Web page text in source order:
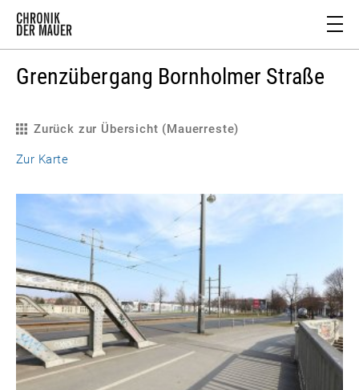
Grenzübergang Bornholmer Straße
Zurück zur Übersicht (Mauerreste)
Zur Karte